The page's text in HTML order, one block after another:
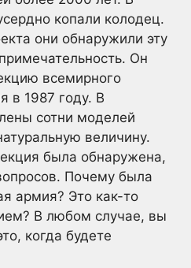
копали колодец.
они обнаружили эту
Он
всемирного
в 1987 году. В
сотни моделей
величину.
была обнаружена,
Почему была
армия? Это как-то
В любом случае, вы
когда будете